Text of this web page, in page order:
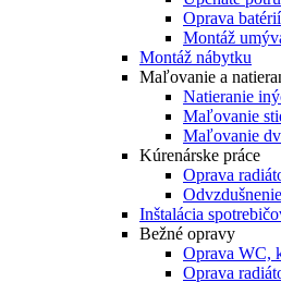
Oprava batérií
Montáž
Montáž nábytku
Maľovanie a
Natieranie
Maľovanie
Maľovanie
Kúrenárske práce
Oprava
Inštalácia
Bežné opravy
Oprava WC,
Oprava